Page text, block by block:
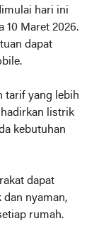
hari ini
10 Maret 2026.
dapat
tarif yang lebih
listrik
kebutuhan
dapat
dan nyaman,
rumah.